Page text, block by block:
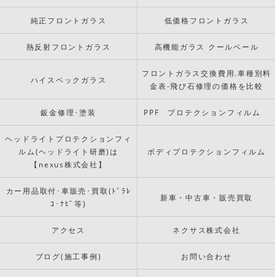
純正フロントガラス 低価格フロントガラス
熱反射フロントガラス 高機能ガラス クールベール
ハイスペックガラス
フロントガラス交換費用.車種別料
金表-飛び石修理の価格を比較
鈑金修理･塗装 PPF プロテクションフィルム
ヘッドライトプロテクションフィ
ルム(ヘッドライト研磨)は
【nexus株式会社】
ボディプロテクションフィルム
カー用品取付･車販売･買取(ﾄﾞﾗﾚ
ｺ･ﾅﾋﾞ等)
新車・中古車・販売買取
アクセス ネクサス株式会社
ブログ(施工事例) お問い合わせ